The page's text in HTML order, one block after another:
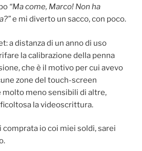
“Ma come, Marco! Non ha
e mi diverto un sacco, con poco.
a distanza di un anno di uso
la calibrazione della penna
che è il motivo per cui avevo
zone del touch-screen
meno sensibili di altre,
la videoscrittura.
comprata io coi miei soldi, sarei